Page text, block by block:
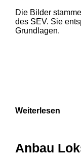
1
Die Bilder
des SEV. Sie
Grundlagen.
Weiterlesen
Anbau